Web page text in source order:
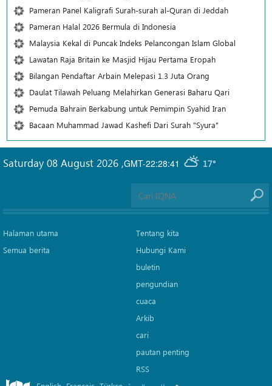
Pameran Panel Kaligrafi Surah-surah al-Quran di Jeddah
Pameran Halal 2026 Bermula di Indonesia
Malaysia Kekal di Puncak Indeks Pelancongan Islam Global
Lawatan Raja Britain ke Masjid Hijau Pertama Eropah
Bilangan Pendaftar Arbain Melepasi 1.3 Juta Orang
Daulat Tilawah Peluang Melahirkan Generasi Baharu Qari
Pemuda Bahrain Berkabung untuk Pemimpin Syahid Iran
Bacaan Muhammad Jawad Kashefi Dari Surah "Syura"
GMT-22:28:41 17°
Saturday 08 August 2026 ,
Halaman utama
Semua berita
Tentang kita
Hubungi Kami
buletin
pengundian
cuaca
Arkib
cari
pautan penting
RSS